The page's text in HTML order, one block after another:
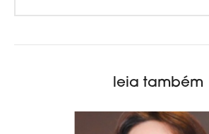
leia também